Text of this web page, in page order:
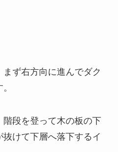
ず右方向に進んでダク
階段を登って木の板の下
けて下層へ落下するイ